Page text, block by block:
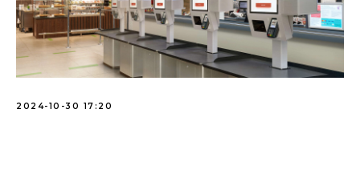
2024-10-30 17:20